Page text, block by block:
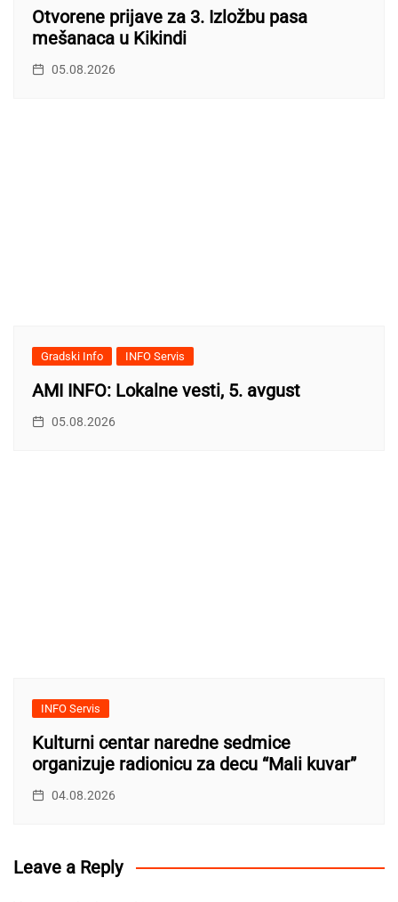
Otvorene prijave za 3. Izložbu pasa
mešanaca u Kikindi
05.08.2026
Gradski Info INFO Servis
AMI INFO: Lokalne vesti, 5. avgust
05.08.2026
INFO Servis
Kulturni centar naredne sedmice
organizuje radionicu za decu “Mali kuvar”
04.08.2026
Leave a Reply